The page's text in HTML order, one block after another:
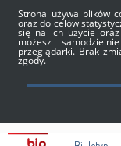
Strona używa plików
oraz do celów
się na ich użycie
możesz
przeglądarki. Brak
zgody.